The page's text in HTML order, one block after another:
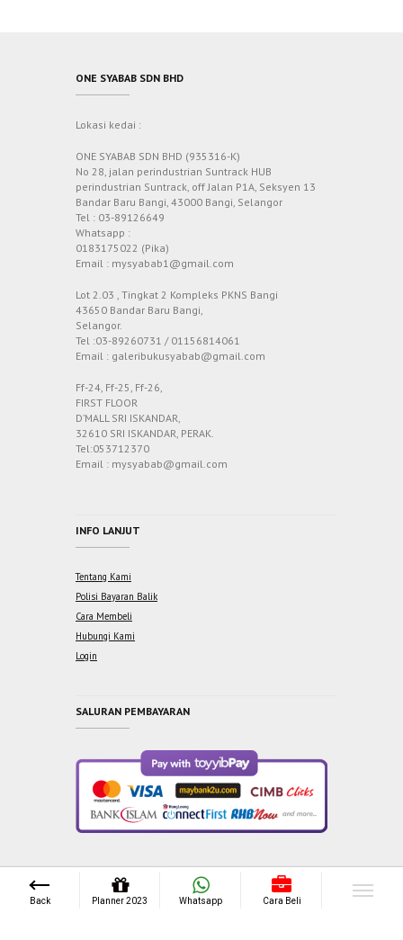
ONE SYABAB SDN BHD
Lokasi kedai :
ONE SYABAB SDN BHD (935316-K)
No 28, jalan perindustrian Suntrack HUB
perindustrian Suntrack, off Jalan P1A, Seksyen 13
Bandar Baru Bangi, 43000 Bangi, Selangor
Tel : 03-89126649
Whatsapp :
0183175022 (Pika)
Email : mysyabab1@gmail.com
Lot 2.03 , Tingkat 2 Kompleks PKNS Bangi
43650 Bandar Baru Bangi,
Selangor.
Tel :03-89260731 / 01156814061
Email : galeribukusyabab@gmail.com
Ff-24, Ff-25, Ff-26,
FIRST FLOOR
D’MALL SRI ISKANDAR,
32610 SRI ISKANDAR, PERAK.
Tel:053712370
Email : mysyabab@gmail.com
INFO LANJUT
Tentang Kami
Polisi Bayaran Balik
Cara Membeli
Hubungi Kami
Login
SALURAN PEMBAYARAN
Copyright © 2021 One Syabab Sdn Bhd